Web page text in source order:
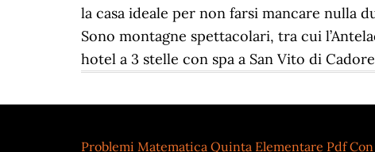
la casa ideale per non farsi mancare nulla
Sono montagne spettacolari, tra cui
hotel a 3 stelle con spa a San Vito di
Problemi Matematica Quinta Elementare Pdf